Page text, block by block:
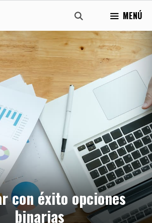
MENÚ
con éxito opciones
binarias